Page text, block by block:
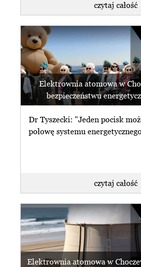
czytaj całość
Elektrownia atomowa w
bezpieczeństwu
Dr Tyszecki: "Jeden pocisk
połowę systemu
czytaj całość
Elektrownia atomowa w